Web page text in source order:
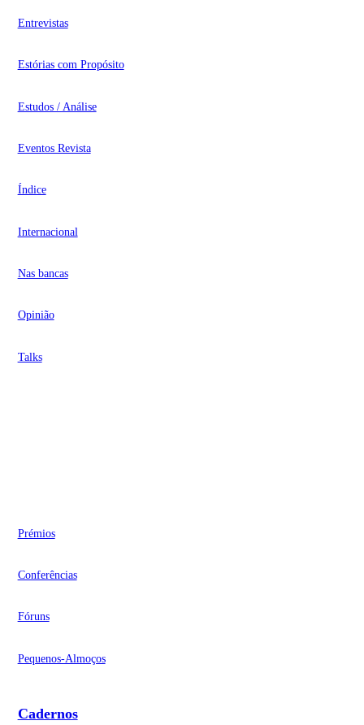
Entrevistas
Estórias com Propósito
Estudos / Análise
Eventos Revista
Índice
Internacional
Nas bancas
Opinião
Talks
Prémios
Conferências
Fóruns
Pequenos-Almoços
Cadernos